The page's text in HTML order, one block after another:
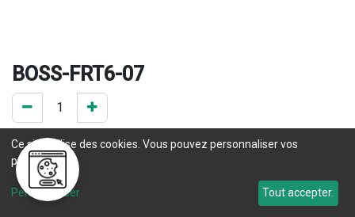
BOSS-FRT6-07
0 Pce en stock
contact
avec notre service commercial.
Ce site utilise des cookies. Vous pouvez personnaliser vos
préférences.
Personnaliser Tout accepter.